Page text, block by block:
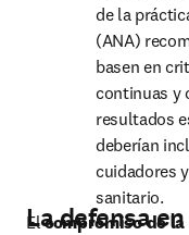
de la
(ANA)
basen en
continuas y
resultados
deberían
cuidadores
sanitario.
La defensa
El compromiso de